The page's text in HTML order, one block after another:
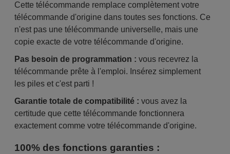
Cette télécommande remplace complètement votre
télécommande d'origine dans toutes ses fonctions. Ce
n'est pas une télécommande universelle, mais une
copie exacte de votre télécommande d'origine.
Pas besoin de programmation : vous recevrez la
télécommande prête à l'emploi. Insérez simplement
les piles et c'est parti !
Garantie totale de compatibilité : vous avez la
certitude que cette télécommande fonctionnera
exactement comme votre télécommande d'origine.
100% des fonctions garanties :